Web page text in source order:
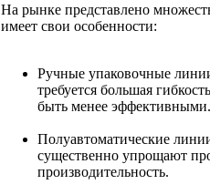
На рынке представлено
имеет свои особенности:
Ручные упаковочные
требуется большая
быть менее эффективными.
Полуавтоматические
существенно упрощают
производительность.